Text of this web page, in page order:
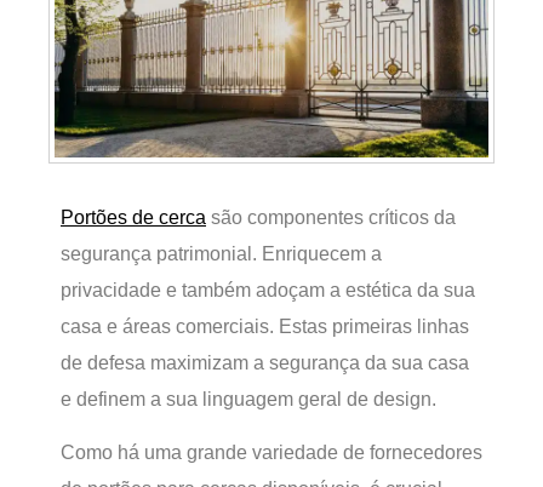
Portões de cerca são componentes críticos da
segurança patrimonial. Enriquecem a
privacidade e também adoçam a estética da sua
casa e áreas comerciais. Estas primeiras linhas
de defesa maximizam a segurança da sua casa
e definem a sua linguagem geral de design.
Como há uma grande variedade de fornecedores